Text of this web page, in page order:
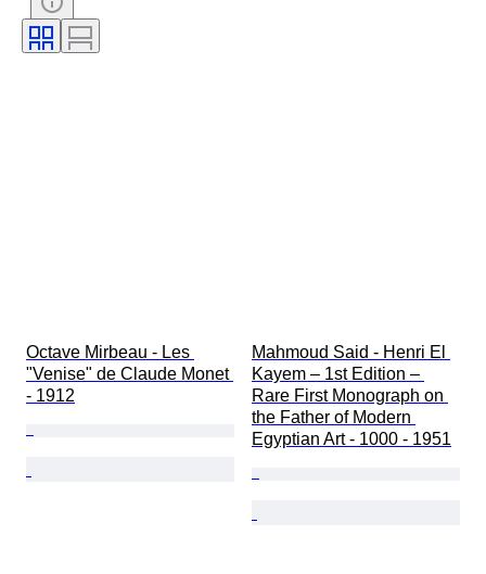
出售者：
軍事組織
Octave Mirbeau - Les
"Venise" de Claude Monet
- 1912
Mahmoud Said - Henri El
Kayem – 1st Edition –
Rare First Monograph on
the Father of Modern
Egyptian Art - 1000 - 1951